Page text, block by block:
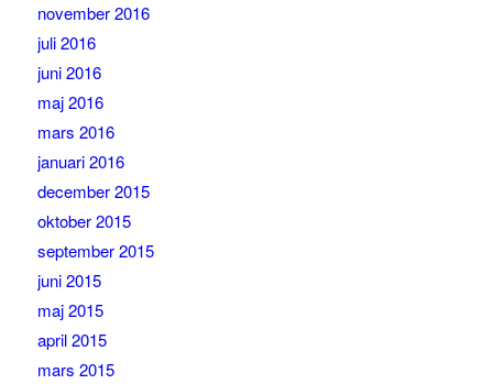
november 2016
juli 2016
juni 2016
maj 2016
mars 2016
januari 2016
december 2015
oktober 2015
september 2015
juni 2015
maj 2015
april 2015
mars 2015